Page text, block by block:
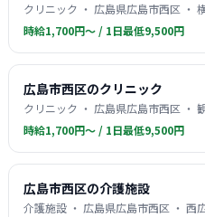
クリニック ・ 広島県広島市西区 ・
時給1,700円〜 / 1日最低9,500円
広島市西区のクリニック
クリニック ・ 広島県広島市西区 ・
時給1,700円〜 / 1日最低9,500円
広島市西区の介護施設
介護施設 ・ 広島県広島市西区 ・ 西